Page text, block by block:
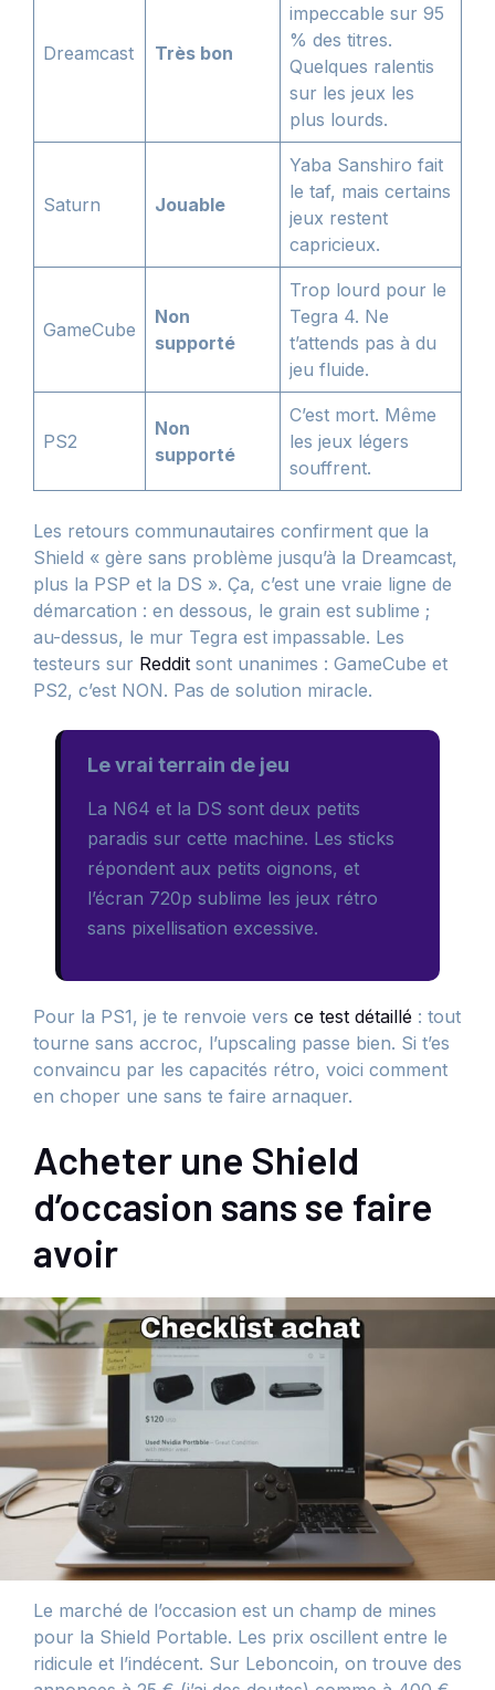
Dreamcast Très bon
impeccable sur 95
% des titres.
Quelques ralentis
sur les jeux les
plus lourds.
Saturn Jouable
Yaba Sanshiro fait
le taf, mais certains
jeux restent
capricieux.
GameCube
Non
supporté
Trop lourd pour le
Tegra 4. Ne
t’attends pas à du
jeu fluide.
PS2
Non
supporté
C’est mort. Même
les jeux légers
souffrent.
Les retours communautaires confirment que la
Shield « gère sans problème jusqu’à la Dreamcast,
plus la PSP et la DS ». Ça, c’est une vraie ligne de
démarcation : en dessous, le grain est sublime ;
au-dessus, le mur Tegra est impassable. Les
testeurs sur Reddit sont unanimes : GameCube et
PS2, c’est NON. Pas de solution miracle.
Le vrai terrain de jeu
La N64 et la DS sont deux petits
paradis sur cette machine. Les sticks
répondent aux petits oignons, et
l’écran 720p sublime les jeux rétro
sans pixellisation excessive.
Pour la PS1, je te renvoie vers ce test détaillé : tout
tourne sans accroc, l’upscaling passe bien. Si t’es
convaincu par les capacités rétro, voici comment
en choper une sans te faire arnaquer.
Acheter une Shield
d’occasion sans se faire
avoir
Le marché de l’occasion est un champ de mines
pour la Shield Portable. Les prix oscillent entre le
ridicule et l’indécent. Sur Leboncoin, on trouve des